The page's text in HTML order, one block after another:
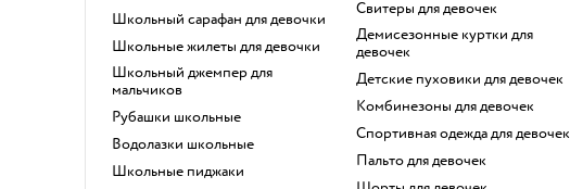
Школьный сарафан для девочки
Школьные жилеты для девочки
Школьный джемпер для
мальчиков
Рубашки школьные
Водолазки школьные
Школьные пиджаки
Свитеры для девочек
Демисезонные куртки для
девочек
Детские пуховики для девочек
Комбинезоны для девочек
Спортивная одежда для девочек
Пальто для девочек